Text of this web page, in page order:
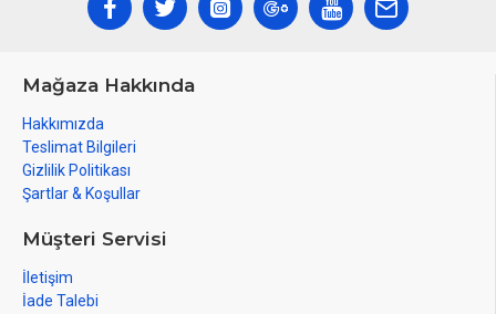
Mağaza Hakkında
Hakkımızda
Teslimat Bilgileri
Gizlilik Politikası
Şartlar & Koşullar
Müşteri Servisi
İletişim
İade Talebi